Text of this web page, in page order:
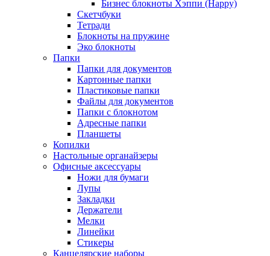
Бизнес блокноты Хэппи (Happy)
Скетчбуки
Тетради
Блокноты на пружине
Эко блокноты
Папки
Папки для документов
Картонные папки
Пластиковые папки
Файлы для документов
Папки с блокнотом
Адресные папки
Планшеты
Копилки
Настольные органайзеры
Офисные аксессуары
Ножи для бумаги
Лупы
Закладки
Держатели
Мелки
Линейки
Стикеры
Канцелярские наборы